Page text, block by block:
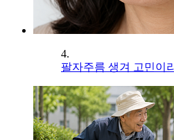
4.
팔자주름 생겨 고민이